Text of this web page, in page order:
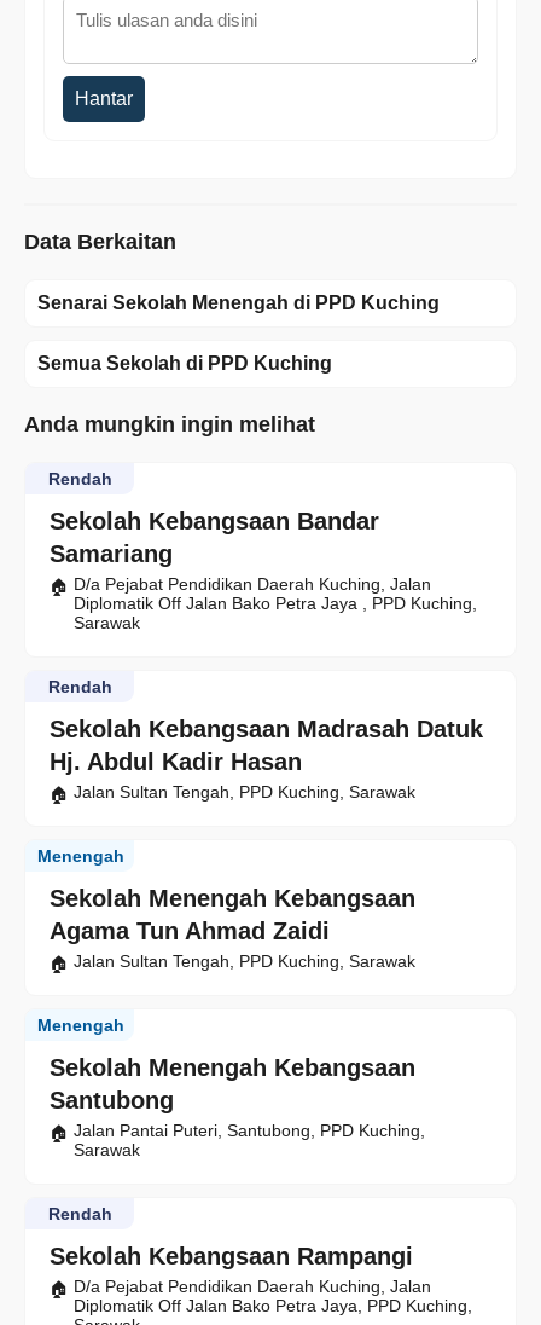
Hantar
Data Berkaitan
Senarai Sekolah Menengah di PPD Kuching
Semua Sekolah di PPD Kuching
Anda mungkin ingin melihat
Sekolah Kebangsaan Bandar
Samariang
Rendah
D/a Pejabat Pendidikan Daerah Kuching, Jalan
Diplomatik Off Jalan Bako Petra Jaya , PPD Kuching,
Sarawak
Sekolah Kebangsaan Madrasah Datuk
Hj. Abdul Kadir Hasan
Rendah
Jalan Sultan Tengah, PPD Kuching, Sarawak
Sekolah Menengah Kebangsaan
Agama Tun Ahmad Zaidi
Menengah
Jalan Sultan Tengah, PPD Kuching, Sarawak
Sekolah Menengah Kebangsaan
Santubong
Menengah
Jalan Pantai Puteri, Santubong, PPD Kuching,
Sarawak
Sekolah Kebangsaan Rampangi
Rendah
D/a Pejabat Pendidikan Daerah Kuching, Jalan
Diplomatik Off Jalan Bako Petra Jaya, PPD Kuching,